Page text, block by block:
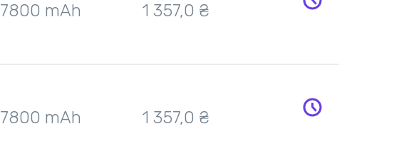
7800 mAh 1 357,0 ₴
7800 mAh 1 357,0 ₴